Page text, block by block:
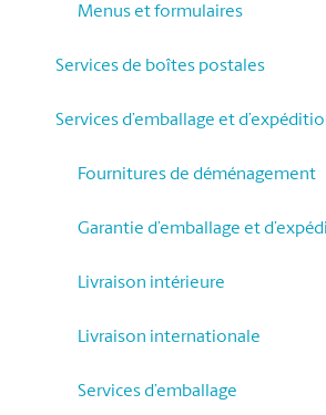
Menus et formulaires
Services de boîtes postales
Services d’emballage et
Fournitures de déménagement
Garantie d’emballage et
Livraison intérieure
Livraison internationale
Services d’emballage